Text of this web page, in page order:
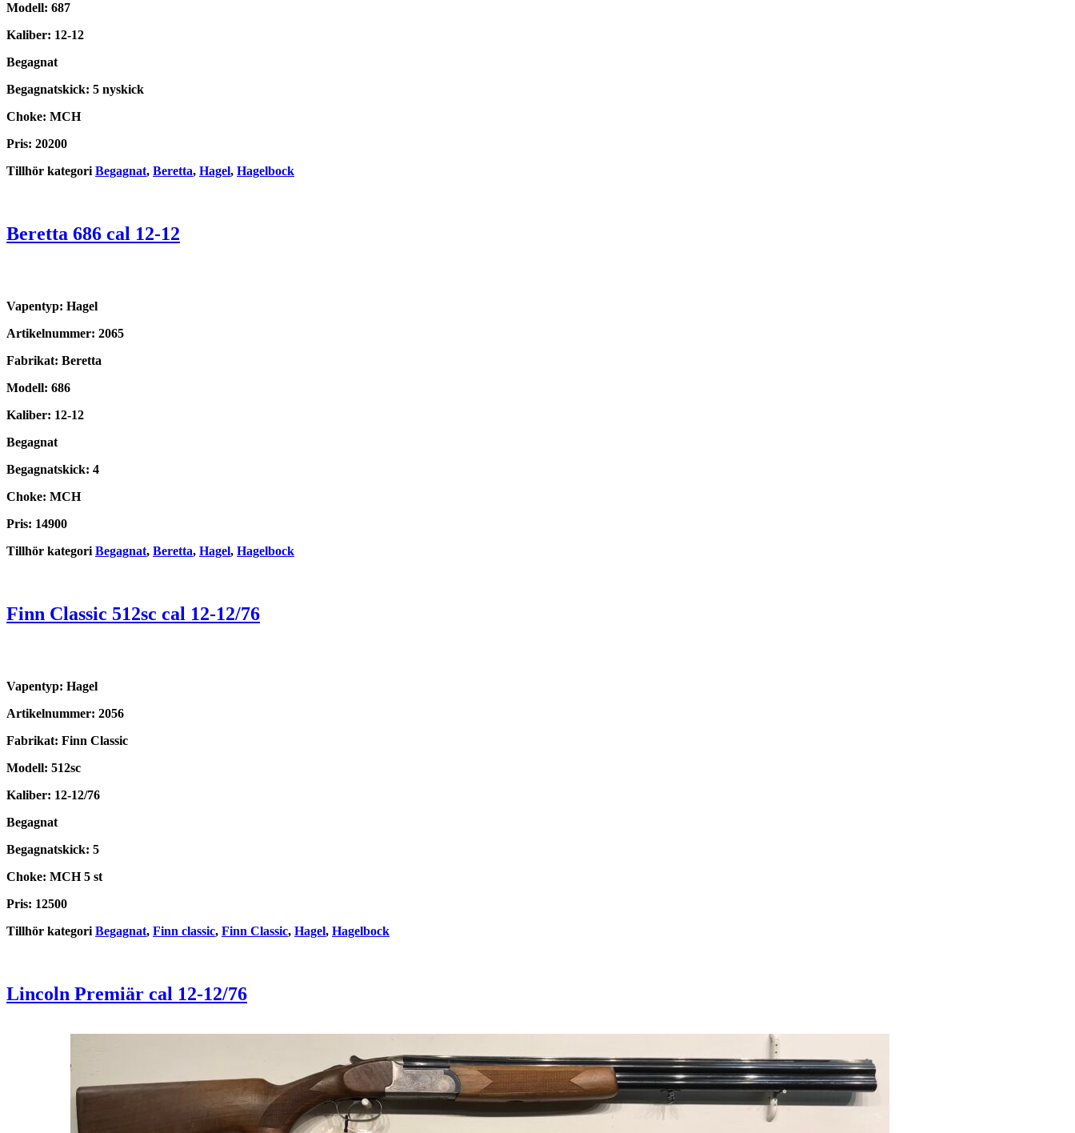
Modell: 687
Kaliber: 12-12
Begagnat
Begagnatskick: 5 nyskick
Choke: MCH
Pris: 20200
Tillhör kategori Begagnat, Beretta, Hagel, Hagelbock
Beretta 686 cal 12-12
Vapentyp: Hagel
Artikelnummer: 2065
Fabrikat: Beretta
Modell: 686
Kaliber: 12-12
Begagnat
Begagnatskick: 4
Choke: MCH
Pris: 14900
Tillhör kategori Begagnat, Beretta, Hagel, Hagelbock
Finn Classic 512sc cal 12-12/76
Vapentyp: Hagel
Artikelnummer: 2056
Fabrikat: Finn Classic
Modell: 512sc
Kaliber: 12-12/76
Begagnat
Begagnatskick: 5
Choke: MCH 5 st
Pris: 12500
Tillhör kategori Begagnat, Finn classic, Finn Classic, Hagel, Hagelbock
Lincoln Premiär cal 12-12/76